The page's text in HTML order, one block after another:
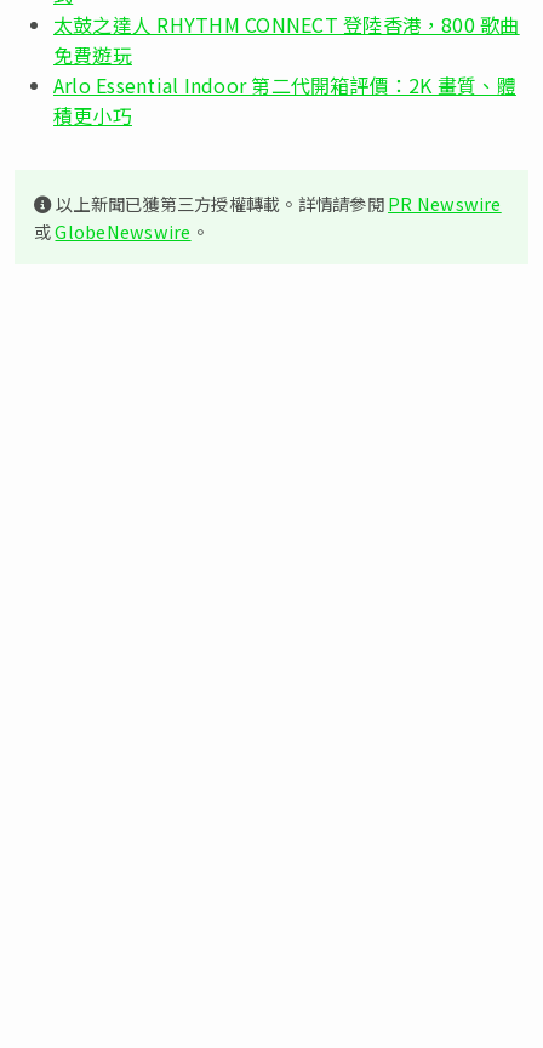
太鼓之達人 RHYTHM CONNECT 登陸香港，800 歌曲
免費遊玩
Arlo Essential Indoor 第二代開箱評價：2K 畫質、體
積更小巧
以上新聞已獲第三方授權轉載。詳情請參閱PR Newswire
或GlobeNewswire 。